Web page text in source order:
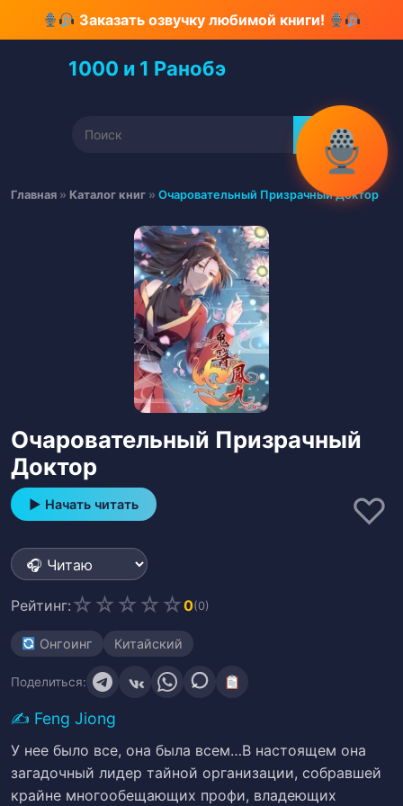
Перейти
Заказать озвучку любимой книги!
1000 и 1 Ранобэ
Найти:
Главная » Каталог книг » Очаровательный Призрачный Доктор
Очаровательный Призрачный
Доктор
▶ Начать читать ♡
Рейтинг: ☆ ☆ ☆ ☆ ☆0(0)
Онгоинг Китайский
Поделиться:
✍️ Feng Jiong
У нее было все, она была всем…В настоящем она
загадочный лидер тайной организации, собравшей
крайне многообещающих профи, владеющих